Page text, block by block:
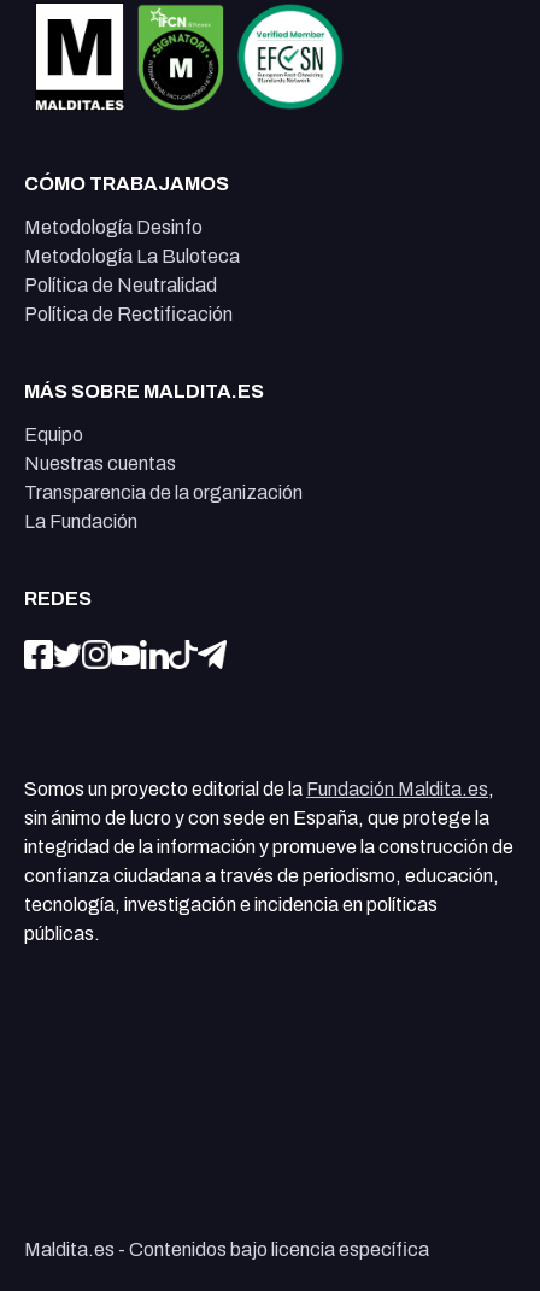
CÓMO TRABAJAMOS
Metodología Desinfo
Metodología La Buloteca
Política de Neutralidad
Política de Rectificación
MÁS SOBRE MALDITA.ES
Equipo
Nuestras cuentas
Transparencia de la organización
La Fundación
REDES
Somos un proyecto editorial de la Fundación Maldita.es,
sin ánimo de lucro y con sede en España, que protege la
integridad de la información y promueve la construcción de
confianza ciudadana a través de periodismo, educación,
tecnología, investigación e incidencia en políticas
públicas.
Maldita.es - Contenidos bajo licencia específica